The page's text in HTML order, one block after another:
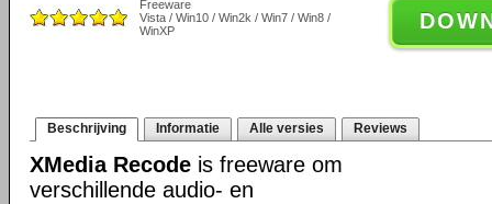
Freeware
Vista / Win10 / Win2k / Win7 / Win8 /
WinXP
Beschrijving Informatie Alle versies Reviews
XMedia Recode is freeware om
verschillende audio- en